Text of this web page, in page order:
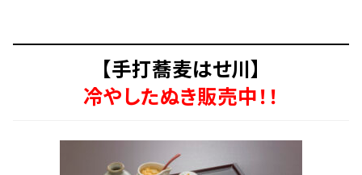
【手打蕎麦はせ川】
冷やしたぬき販売中！！